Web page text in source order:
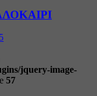
jquery-image-
57